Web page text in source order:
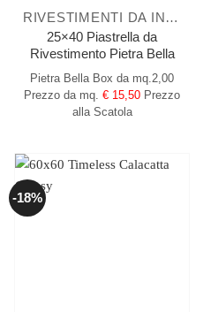
RIVESTIMENTI DA INTERNO
25×40 Piastrella da
Rivestimento Pietra Bella
Pietra Bella Box da mq.2,00
Prezzo da mq. € 15,50 Prezzo
alla Scatola
-18%